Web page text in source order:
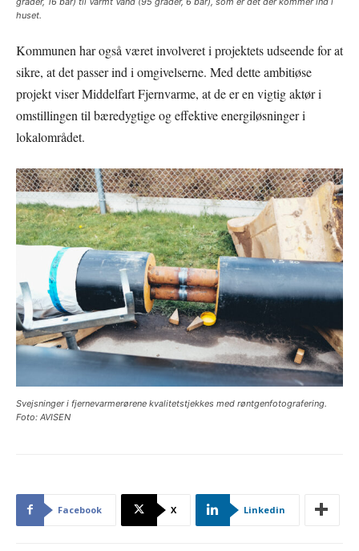
huset.
Kommunen har også været involveret i projektets udseende for at
sikre, at det passer ind i omgivelserne. Med dette ambitiøse
projekt viser Middelfart Fjernvarme, at de er en vigtig aktør i
omstillingen til bæredygtige og effektive energiløsninger i
lokalområdet.
Svejsninger i fjernevarmerørene kvalitetstjekkes med røntgenfotografering.
Foto: AVISEN
Facebook X Linkedin